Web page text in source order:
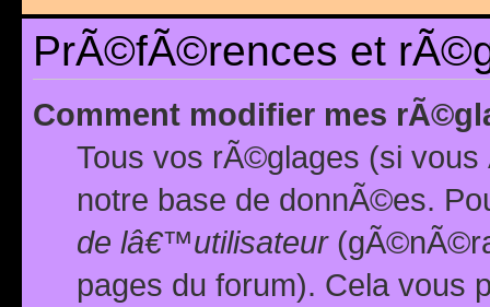
PrÃ©fÃ©rences et
Comment modifier mes
Tous vos rÃ©glages (si
notre base de donnÃ©es.
de lâ€™utilisateur
pages du forum). Cela vous